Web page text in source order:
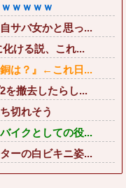
ｗｗｗｗ
サバ女かと思っ...
化ける説、これ...
銅は？』←これ日...
を撤去したらし...
切れそう
イクとしての役...
ーの白ビキニ姿...